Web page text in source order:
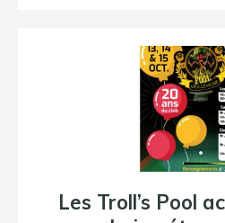
Les Troll’s Pool